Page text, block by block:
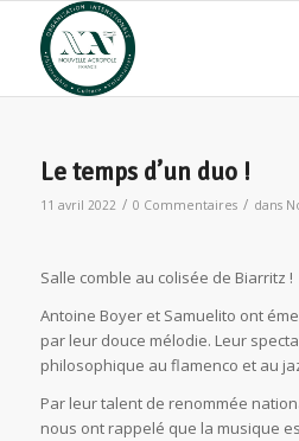
Le temps d’un duo !
11 avril 2022 / 0 Commentaires / dans
Salle comble au colisée de Biarritz !
Antoine Boyer et Samuelito ont
par leur douce mélodie. Leur
philosophique au flamenco et au
Par leur talent de renommée
nous ont rappelé que la musique